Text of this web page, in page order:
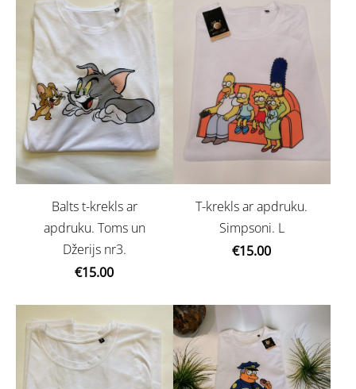
Balts t-krekls ar
apdruku. Toms un
Džerijs nr3.
€15.00
T-krekls ar apdruku.
Simpsoni. L
€15.00